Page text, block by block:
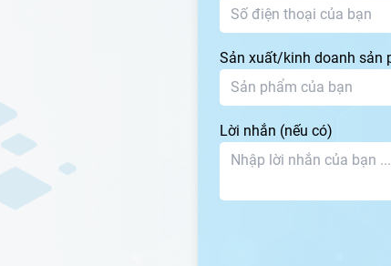
Sản xuất/kinh doanh sản
Lời nhắn (nếu có)